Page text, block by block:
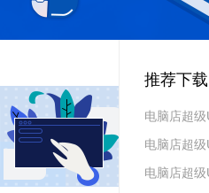
推荐下载
电脑店超
v7.5_2407
电脑店超
v7.5_2405
电脑店超